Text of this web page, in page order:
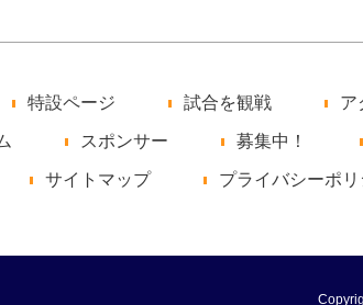
特設ページ 試合を観戦 ア
スポンサー 募集中！
サイトマップ プライバシーポリ